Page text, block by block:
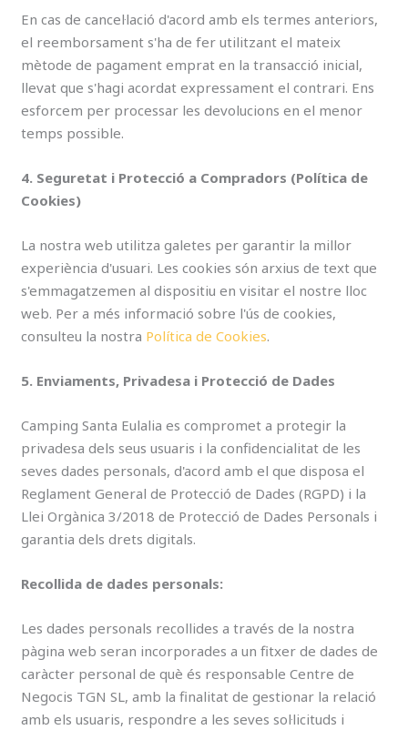
En cas de cancel·lació d'acord amb els termes anteriors,
el reemborsament s'ha de fer utilitzant el mateix
mètode de pagament emprat en la transacció inicial,
llevat que s'hagi acordat expressament el contrari. Ens
esforcem per processar les devolucions en el menor
temps possible.
4. Seguretat i Protecció a Compradors (Política de
Cookies)
La nostra web utilitza galetes per garantir la millor
experiència d'usuari. Les cookies són arxius de text que
s'emmagatzemen al dispositiu en visitar el nostre lloc
web. Per a més informació sobre l'ús de cookies,
consulteu la nostra Política de Cookies.
5. Enviaments, Privadesa i Protecció de Dades
Camping Santa Eulalia es compromet a protegir la
privadesa dels seus usuaris i la confidencialitat de les
seves dades personals, d'acord amb el que disposa el
Reglament General de Protecció de Dades (RGPD) i la
Llei Orgànica 3/2018 de Protecció de Dades Personals i
garantia dels drets digitals.
Recollida de dades personals:
Les dades personals recollides a través de la nostra
pàgina web seran incorporades a un fitxer de dades de
caràcter personal de què és responsable Centre de
Negocis TGN SL, amb la finalitat de gestionar la relació
amb els usuaris, respondre a les seves sol·licituds i